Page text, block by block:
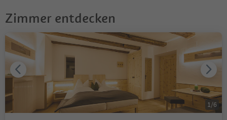
Zimmer entdecken
1/6